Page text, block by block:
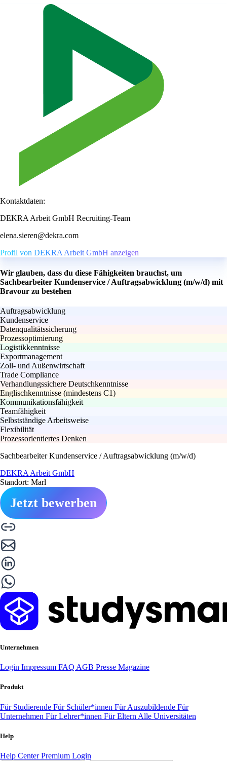
Kontaktdaten:
DEKRA Arbeit GmbH Recruiting-Team
elena.sieren@dekra.com
Profil von DEKRA Arbeit GmbH anzeigen
Wir glauben, dass du diese Fähigkeiten brauchst, um
Sachbearbeiter Kundenservice / Auftragsabwicklung (m/w/d) mit
Bravour zu bestehen
Auftragsabwicklung
Kundenservice
Datenqualitätssicherung
Prozessoptimierung
Logistikkenntnisse
Exportmanagement
Zoll- und Außenwirtschaft
Trade Compliance
Verhandlungssichere Deutschkenntnisse
Englischkenntnisse (mindestens C1)
Kommunikationsfähigkeit
Teamfähigkeit
Selbstständige Arbeitsweise
Flexibilität
Prozessorientiertes Denken
Sachbearbeiter Kundenservice / Auftragsabwicklung (m/w/d)
DEKRA Arbeit GmbH
Standort: Marl
Jetzt bewerben
Unternehmen
Login Impressum FAQ AGB Presse Magazine
Produkt
Für Studierende Für Schüler*innen Für Auszubildende Für
Unternehmen Für Lehrer*innen Für Eltern Alle Universitäten
Help
Help CenterPremium Login